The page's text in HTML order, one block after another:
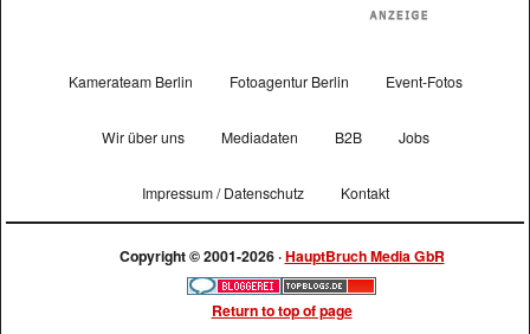
Kamerateam Berlin Fotoagentur Berlin Event-Fotos
Wir über uns Mediadaten B2B Jobs
Impressum / Datenschutz Kontakt
Copyright © 2001-2026 ·HauptBruch Media GbR
Return to top of page